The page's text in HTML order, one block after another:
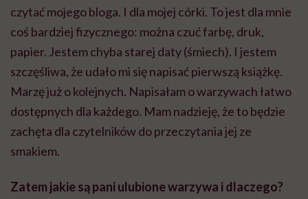
czytać mojego bloga. I dla mojej córki. To jest dla mnie
coś bardziej fizycznego: można czuć farbę, druk,
papier. Jestem chyba starej daty (śmiech). I jestem
szczęśliwa, że udało mi się napisać pierwszą książkę.
Marzę już o kolejnych. Napisałam o warzywach łatwo
dostępnych dla każdego. Mam nadzieję, że to będzie
zachęta dla czytelników do przeczytania jej ze
smakiem.
Zatem jakie są pani ulubione warzywa i dlaczego?